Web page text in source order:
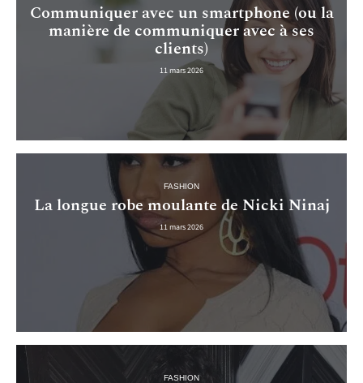
Communiquer avec un smartphone (ou la
manière de communiquer avec à ses
clients)
11 mars 2026
FASHION
La longue robe moulante de Nicki Ninaj
11 mars 2026
FASHION